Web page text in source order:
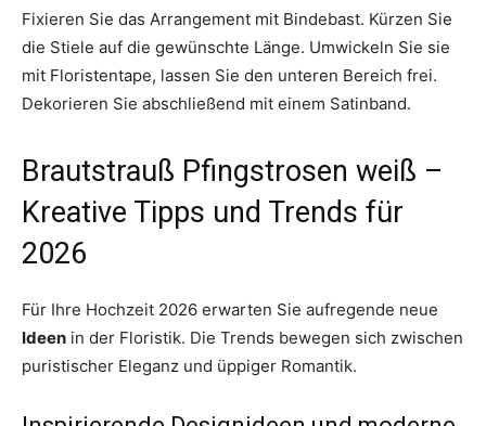
Fixieren Sie das Arrangement mit Bindebast. Kürzen Sie
die Stiele auf die gewünschte Länge. Umwickeln Sie sie
mit Floristentape, lassen Sie den unteren Bereich frei.
Dekorieren Sie abschließend mit einem Satinband.
Brautstrauß Pfingstrosen weiß –
Kreative Tipps und Trends für
2026
Für Ihre Hochzeit 2026 erwarten Sie aufregende neue
Ideen in der Floristik. Die Trends bewegen sich zwischen
puristischer Eleganz und üppiger Romantik.